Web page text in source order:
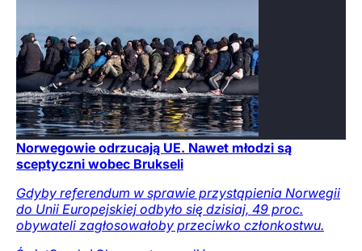
Norwegowie odrzucają UE. Nawet młodzi są
sceptyczni wobec Brukseli
Gdyby referendum w sprawie przystąpienia Norwegii
do Unii Europejskiej odbyło się dzisiaj, 49 proc.
obywateli zagłosowałoby przeciwko członkostwu.